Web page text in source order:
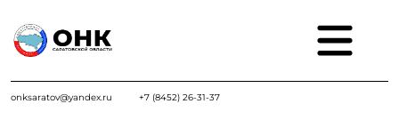
onksaratov@yandex.ru +7 (8452) 26-31-37